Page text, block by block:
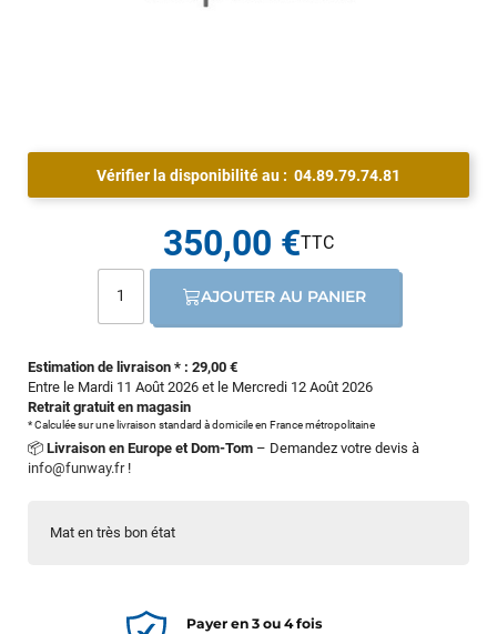
Mat en très bon état
Vérifier la disponibilité au : 04.89.79.74.81
Estimation de livraison * : 29,00 €
Entre le Mardi 11 Août 2026 et le Mercredi 12 Août 2026
Retrait gratuit en magasin
* Calculée sur une livraison standard à domicile en France métropolitaine
📦 Livraison en Europe et Dom-Tom – Demandez votre devis à
info@funway.fr!
350,00 €
AJOUTER AU PANIER
Payer en 3 ou 4 fois